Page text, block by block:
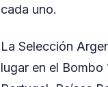
cada uno.
La Selección
lugar en el Bombo